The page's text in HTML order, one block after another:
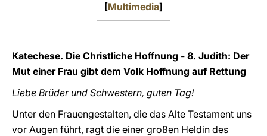
[Multimedia]
Katechese. Die Christliche Hoffnung - 8. Judith: Der
Mut einer Frau gibt dem Volk Hoffnung auf Rettung
Liebe Brüder und Schwestern, guten Tag!
Unter den Frauengestalten, die das Alte Testament uns
vor Augen führt, ragt die einer großen Heldin des